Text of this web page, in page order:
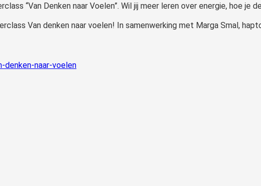
“Van Denken naar Voelen”. Wil jij meer leren over energie, hoe je
Van denken naar voelen! In samenwerking met Marga Smal,
naar-voelen